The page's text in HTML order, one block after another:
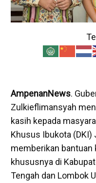
AmpenanNews.
Zulkieflimansyah
kasih kepada
Khusus Ibukota (DKI)
memberikan bantuan
khususnya di
Tengah dan Lombok